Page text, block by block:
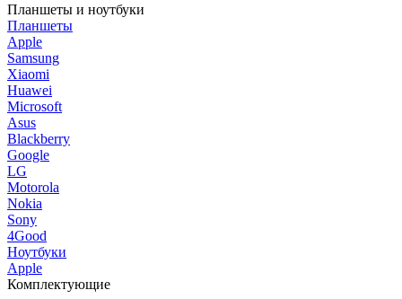
Планшеты и ноутбуки
Планшеты
Apple
Samsung
Xiaomi
Huawei
Microsoft
Asus
Blackberry
Google
LG
Motorola
Nokia
Sony
4Good
Ноутбуки
Apple
Комплектующие